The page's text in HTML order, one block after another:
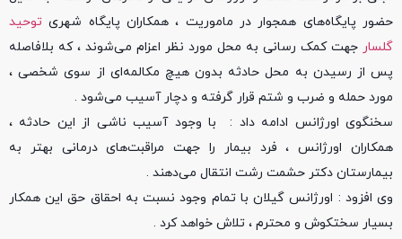
حضور پایگاه‌های همجوار در ماموریت ، همکاران پایگاه شهریتوحید
گلسار جهت کمک رسانی به محل مورد نظر اعزام می‌شوند ، که بلافاصله
پس از رسیدن به محل حادثه بدون هیچ مکالمه‌ای از سوی شخصی ،
مورد حمله و ضرب و شتم قرار گرفته و دچار آسیب می‌شود .
سخنگوی اورژانس ادامه داد : با وجود آسیب ناشی از این حادثه ،
همکاران اورژانس ، فرد بیمار را جهت مراقبت‌های درمانی بهتر به
بیمارستان دکتر حشمت رشت انتقال می‌دهند .
وی افزود : اورژانس گیلان با تمام وجود نسبت به احقاق حق این همکار
بسیار سختکوش و محترم ، تلاش خواهد کرد .